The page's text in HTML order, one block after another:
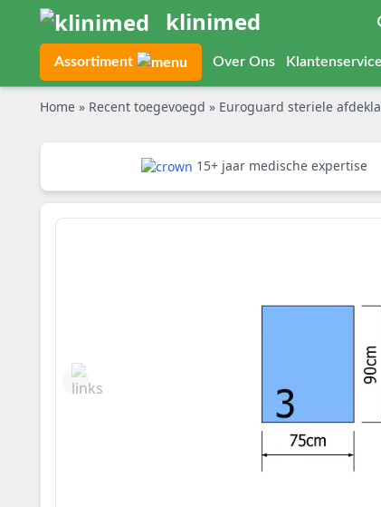
klinimed
Assortiment Over Ons Klantenservice
Home » Recent toegevoegd » Euroguard steriele
15+ jaar medische expertise